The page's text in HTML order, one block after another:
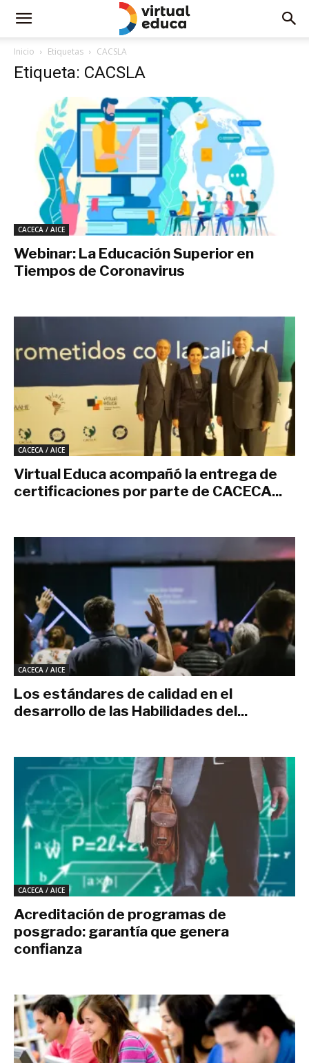
Inicio Etiquetas CACSLA
Etiqueta: CACSLA
CACECA / AICE
Webinar: La Educación Superior en
Tiempos de Coronavirus
CACECA / AICE
Virtual Educa acompañó la entrega de
certificaciones por parte de CACECA...
CACECA / AICE
Los estándares de calidad en el
desarrollo de las Habilidades del...
CACECA / AICE
Acreditación de programas de
posgrado: garantía que genera
confianza